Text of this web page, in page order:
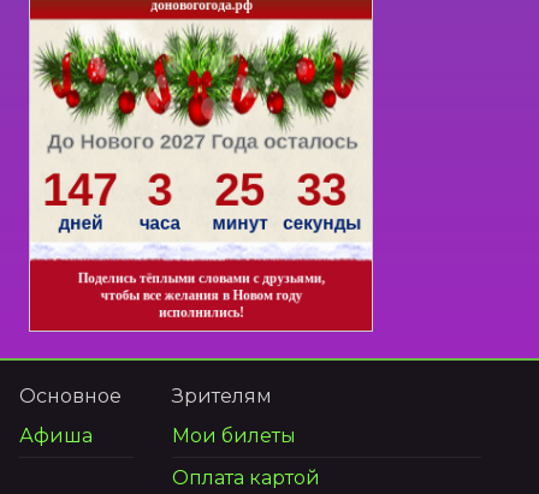
Основное
Афиша
Зрителям
Мои билеты
Оплата картой